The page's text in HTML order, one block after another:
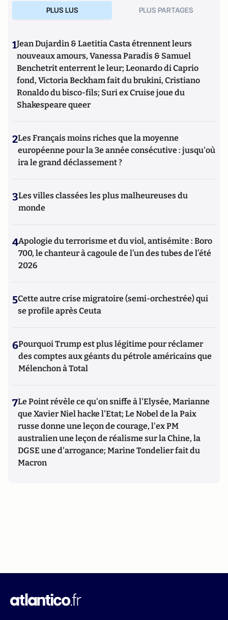
PLUS LUS PLUS PARTAGES
1Jean Dujardin & Laetitia Casta étrennent leurs
nouveaux amours, Vanessa Paradis & Samuel
Benchetrit enterrent le leur; Leonardo di Caprio
fond, Victoria Beckham fait du brukini, Cristiano
Ronaldo du bisco-fils; Suri ex Cruise joue du
Shakespeare queer
2Les Français moins riches que la moyenne
européenne pour la 3e année consécutive : jusqu'où
ira le grand déclassement ?
3Les villes classées les plus malheureuses du
monde
4Apologie du terrorisme et du viol, antisémite : Boro
700, le chanteur à cagoule de l’un des tubes de l’été
2026
5Cette autre crise migratoire (semi-orchestrée) qui
se profile après Ceuta
6Pourquoi Trump est plus légitime pour réclamer
des comptes aux géants du pétrole américains que
Mélenchon à Total
7Le Point révèle ce qu'on sniffe à l'Elysée, Marianne
que Xavier Niel hacke l'Etat; Le Nobel de la Paix
russe donne une leçon de courage, l'ex PM
australien une leçon de réalisme sur la Chine, la
DGSE une d'arrogance; Marine Tondelier fait du
Macron